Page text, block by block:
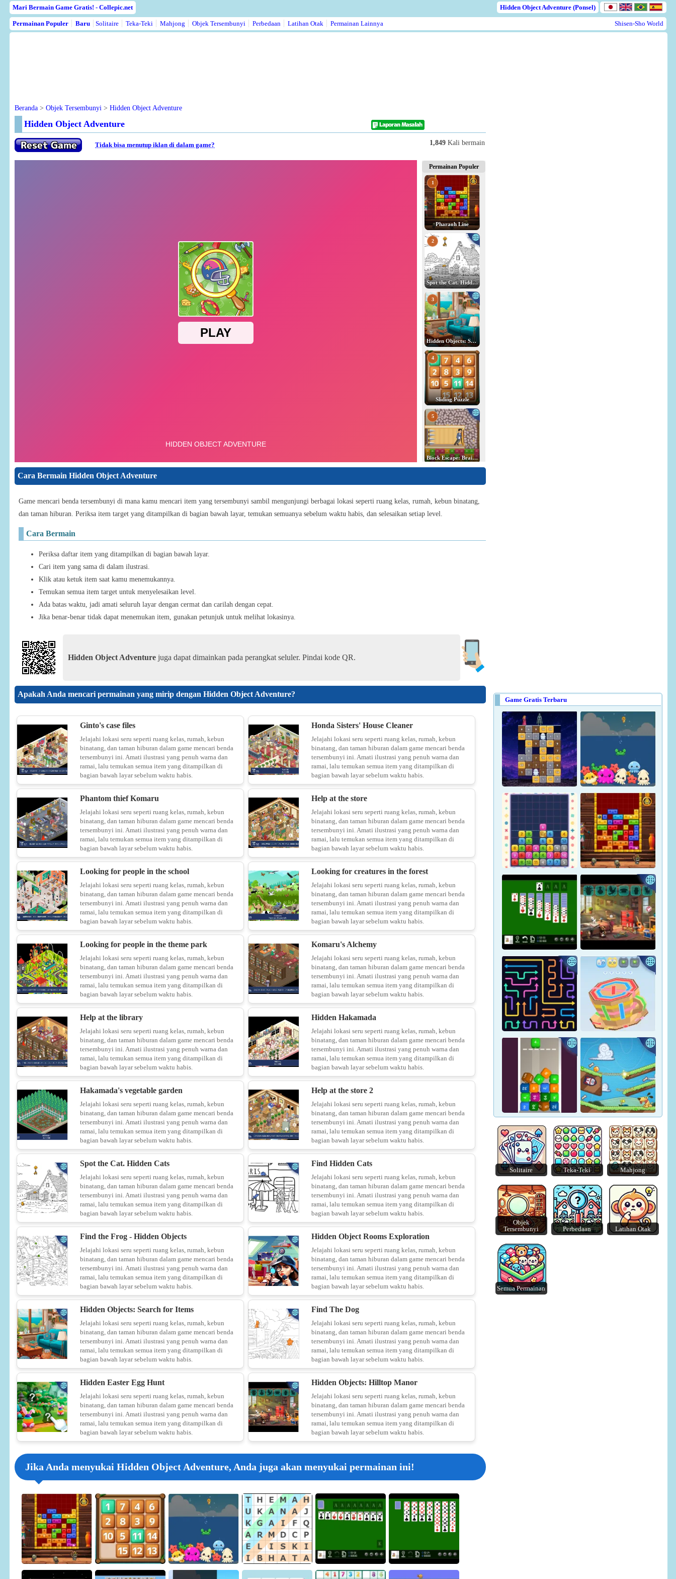
Mari Bermain Game Gratis! - Collepic.net Hidden Object Adventure (Ponsel)
Permainan Populer Baru Solitaire Teka-Teki Mahjong Objek Tersembunyi Perbedaan Latihan Otak Permainan Lainnya Shisen-Sho World
Beranda > Objek Tersembunyi > Hidden Object Adventure
Hidden Object Adventure
1,849 Kali bermain
Tidak bisa menutup iklan di dalam game?
Permainan Populer
1
Pharaoh Line
2
Spot the Cat. Hidden Cats
3
Hidden Objects: Search for Items
4
Sliding Puzzle
5
Block Escape: Brain Training
Color Block Jam
11
12
13
Bento Match
16
17
18
Wall Hop
Cara Bermain Hidden Object Adventure
Game mencari benda tersembunyi di mana kamu mencari item yang tersembunyi sambil mengunjungi berbagai lokasi seperti ruang kelas, rumah, kebun binatang,
dan taman hiburan. Periksa item target yang ditampilkan di bagian bawah layar, temukan semuanya sebelum waktu habis, dan selesaikan setiap level.
Cara Bermain
Periksa daftar item yang ditampilkan di bagian bawah layar.
Cari item yang sama di dalam ilustrasi.
Klik atau ketuk item saat kamu menemukannya.
Temukan semua item target untuk menyelesaikan level.
Ada batas waktu, jadi amati seluruh layar dengan cermat dan carilah dengan cepat.
Jika benar-benar tidak dapat menemukan item, gunakan petunjuk untuk melihat lokasinya.
Hidden Object Adventure juga dapat dimainkan pada perangkat seluler. Pindai kode QR.
Apakah Anda mencari permainan yang mirip dengan Hidden Object Adventure?
Ginto's case files
Jelajahi lokasi seru seperti ruang kelas, rumah, kebun
binatang, dan taman hiburan dalam game mencari benda
tersembunyi ini. Amati ilustrasi yang penuh warna dan
ramai, lalu temukan semua item yang ditampilkan di
bagian bawah layar sebelum waktu habis.
Honda Sisters' House Cleaner
Jelajahi lokasi seru seperti ruang kelas, rumah, kebun
binatang, dan taman hiburan dalam game mencari benda
tersembunyi ini. Amati ilustrasi yang penuh warna dan
ramai, lalu temukan semua item yang ditampilkan di
bagian bawah layar sebelum waktu habis.
Phantom thief Komaru
Jelajahi lokasi seru seperti ruang kelas, rumah, kebun
binatang, dan taman hiburan dalam game mencari benda
tersembunyi ini. Amati ilustrasi yang penuh warna dan
ramai, lalu temukan semua item yang ditampilkan di
bagian bawah layar sebelum waktu habis.
Help at the store
Jelajahi lokasi seru seperti ruang kelas, rumah, kebun
binatang, dan taman hiburan dalam game mencari benda
tersembunyi ini. Amati ilustrasi yang penuh warna dan
ramai, lalu temukan semua item yang ditampilkan di
bagian bawah layar sebelum waktu habis.
Looking for people in the school
Jelajahi lokasi seru seperti ruang kelas, rumah, kebun
binatang, dan taman hiburan dalam game mencari benda
tersembunyi ini. Amati ilustrasi yang penuh warna dan
ramai, lalu temukan semua item yang ditampilkan di
bagian bawah layar sebelum waktu habis.
Looking for creatures in the forest
Jelajahi lokasi seru seperti ruang kelas, rumah, kebun
binatang, dan taman hiburan dalam game mencari benda
tersembunyi ini. Amati ilustrasi yang penuh warna dan
ramai, lalu temukan semua item yang ditampilkan di
bagian bawah layar sebelum waktu habis.
Looking for people in the theme park
Jelajahi lokasi seru seperti ruang kelas, rumah, kebun
binatang, dan taman hiburan dalam game mencari benda
tersembunyi ini. Amati ilustrasi yang penuh warna dan
ramai, lalu temukan semua item yang ditampilkan di
bagian bawah layar sebelum waktu habis.
Komaru's Alchemy
Jelajahi lokasi seru seperti ruang kelas, rumah, kebun
binatang, dan taman hiburan dalam game mencari benda
tersembunyi ini. Amati ilustrasi yang penuh warna dan
ramai, lalu temukan semua item yang ditampilkan di
bagian bawah layar sebelum waktu habis.
Help at the library
Jelajahi lokasi seru seperti ruang kelas, rumah, kebun
binatang, dan taman hiburan dalam game mencari benda
tersembunyi ini. Amati ilustrasi yang penuh warna dan
ramai, lalu temukan semua item yang ditampilkan di
bagian bawah layar sebelum waktu habis.
Hidden Hakamada
Jelajahi lokasi seru seperti ruang kelas, rumah, kebun
binatang, dan taman hiburan dalam game mencari benda
tersembunyi ini. Amati ilustrasi yang penuh warna dan
ramai, lalu temukan semua item yang ditampilkan di
bagian bawah layar sebelum waktu habis.
Hakamada's vegetable garden
Jelajahi lokasi seru seperti ruang kelas, rumah, kebun
binatang, dan taman hiburan dalam game mencari benda
tersembunyi ini. Amati ilustrasi yang penuh warna dan
ramai, lalu temukan semua item yang ditampilkan di
bagian bawah layar sebelum waktu habis.
Help at the store 2
Jelajahi lokasi seru seperti ruang kelas, rumah, kebun
binatang, dan taman hiburan dalam game mencari benda
tersembunyi ini. Amati ilustrasi yang penuh warna dan
ramai, lalu temukan semua item yang ditampilkan di
bagian bawah layar sebelum waktu habis.
Spot the Cat. Hidden Cats
Jelajahi lokasi seru seperti ruang kelas, rumah, kebun
binatang, dan taman hiburan dalam game mencari benda
tersembunyi ini. Amati ilustrasi yang penuh warna dan
ramai, lalu temukan semua item yang ditampilkan di
bagian bawah layar sebelum waktu habis.
Find Hidden Cats
Jelajahi lokasi seru seperti ruang kelas, rumah, kebun
binatang, dan taman hiburan dalam game mencari benda
tersembunyi ini. Amati ilustrasi yang penuh warna dan
ramai, lalu temukan semua item yang ditampilkan di
bagian bawah layar sebelum waktu habis.
Find the Frog - Hidden Objects
Jelajahi lokasi seru seperti ruang kelas, rumah, kebun
binatang, dan taman hiburan dalam game mencari benda
tersembunyi ini. Amati ilustrasi yang penuh warna dan
ramai, lalu temukan semua item yang ditampilkan di
bagian bawah layar sebelum waktu habis.
Hidden Object Rooms Exploration
Jelajahi lokasi seru seperti ruang kelas, rumah, kebun
binatang, dan taman hiburan dalam game mencari benda
tersembunyi ini. Amati ilustrasi yang penuh warna dan
ramai, lalu temukan semua item yang ditampilkan di
bagian bawah layar sebelum waktu habis.
Hidden Objects: Search for Items
Jelajahi lokasi seru seperti ruang kelas, rumah, kebun
binatang, dan taman hiburan dalam game mencari benda
tersembunyi ini. Amati ilustrasi yang penuh warna dan
ramai, lalu temukan semua item yang ditampilkan di
bagian bawah layar sebelum waktu habis.
Find The Dog
Jelajahi lokasi seru seperti ruang kelas, rumah, kebun
binatang, dan taman hiburan dalam game mencari benda
tersembunyi ini. Amati ilustrasi yang penuh warna dan
ramai, lalu temukan semua item yang ditampilkan di
bagian bawah layar sebelum waktu habis.
Hidden Easter Egg Hunt
Jelajahi lokasi seru seperti ruang kelas, rumah, kebun
binatang, dan taman hiburan dalam game mencari benda
tersembunyi ini. Amati ilustrasi yang penuh warna dan
ramai, lalu temukan semua item yang ditampilkan di
bagian bawah layar sebelum waktu habis.
Hidden Objects: Hilltop Manor
Jelajahi lokasi seru seperti ruang kelas, rumah, kebun
binatang, dan taman hiburan dalam game mencari benda
tersembunyi ini. Amati ilustrasi yang penuh warna dan
ramai, lalu temukan semua item yang ditampilkan di
bagian bawah layar sebelum waktu habis.
Jika Anda menyukai Hidden Object Adventure, Anda juga akan menyukai permainan ini!
Game Gratis Terbaru
Magic Stone Puzzle: The
Petrified Prince
Osakana Game
Crown Pop
Yukon Solitaire
Hidden Objects: Hilltop
Manor
Tap Arrows: New Levels Tape Sort 3D
Merge Blocks 2048 Lazy Dog
Solitaire Teka-Teki Mahjong
Objek
Tersembunyi
Perbedaan Latihan Otak
Semua Permainan